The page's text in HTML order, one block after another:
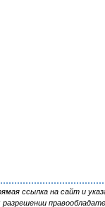
ссылка на сайт и